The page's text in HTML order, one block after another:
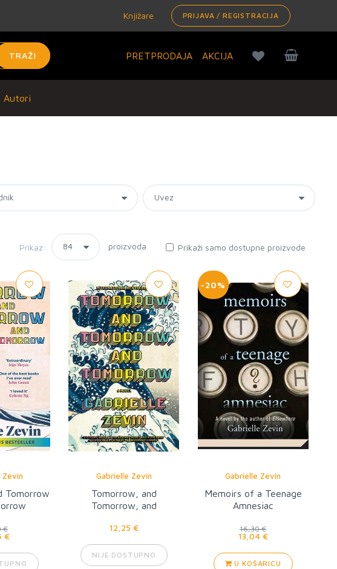
Knjižare PRIJAVA / REGISTRACIJA
TRAŽI PRETPRODAJA AKCIJA
Autori
Prikaz: proizvoda Prikaži samo dostupne proizvode
Zevin
Tomorrow
€
€
Gabrielle Zevin
Tomorrow, and
Tomorrow, and
12,25 €
NIJE DOSTUPNO
-20%
Gabrielle Zevin
Memoirs of a Teenage
Amnesiac
16,30 €
13,04 €
U KOŠARICU